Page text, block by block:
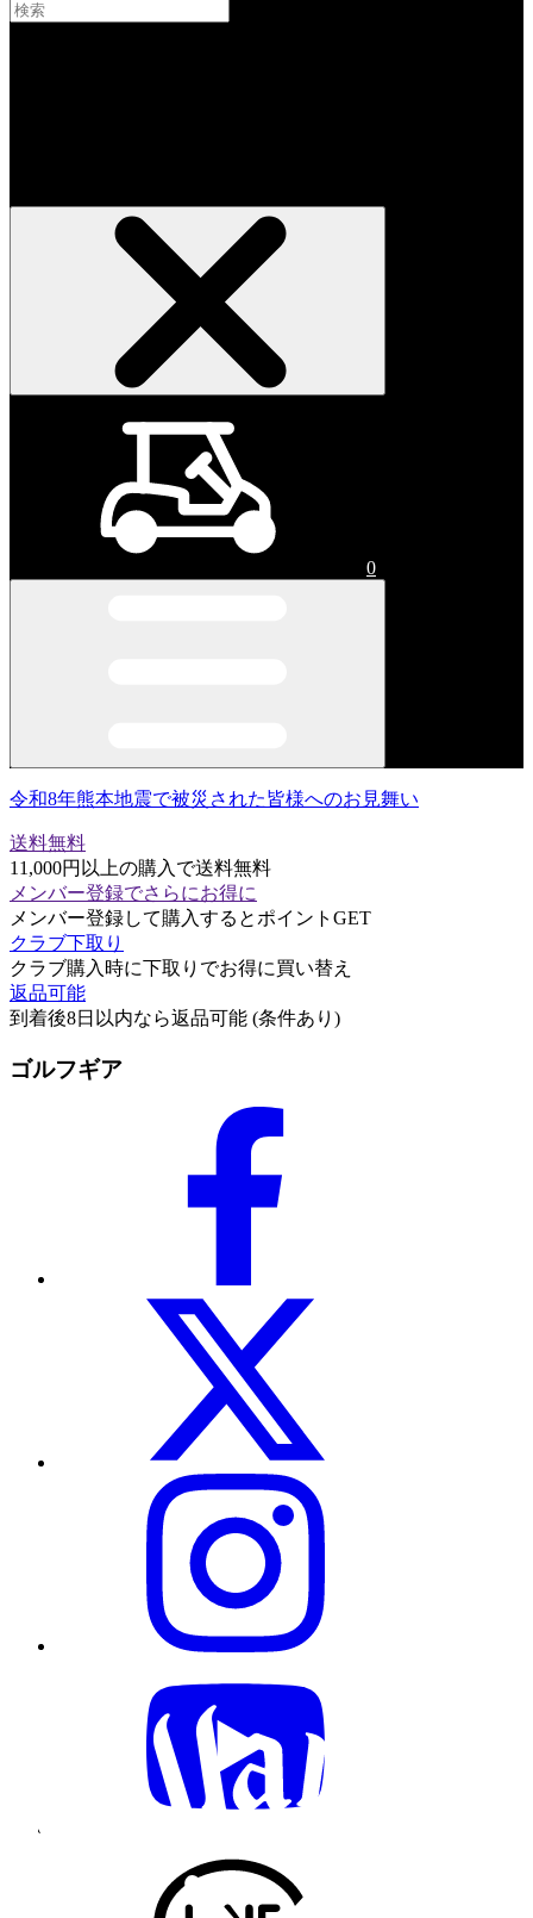
0
令和8年熊本地震で被災された皆様へのお見舞い
送料無料
11,000円以上の購入で送料無料
メンバー登録でさらにお得に
メンバー登録して購入するとポイントGET
クラブ下取り
クラブ購入時に下取りでお得に買い替え
返品可能
到着後8日以内なら返品可能 (条件あり)
ゴルフギア